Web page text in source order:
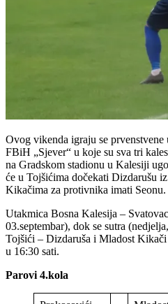
Ovog vikenda igraju se
FBiH „Sjever“ u koje su sva tri
na Gradskom stadionu u Kalesiji
će u Tojšićima dočekati Dizdarušu
Kikačima za protivnika imati Seonu.
Utakmica Bosna Kalesija –
03.septembar), dok se sutra
Tojšići – Dizdaruša i Mladost
u 16:30 sati.
Parovi 4.kola